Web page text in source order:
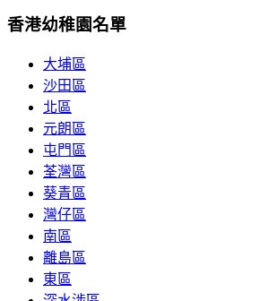
香港幼稚園名單
大埔區
沙田區
北區
元朗區
屯門區
荃灣區
葵青區
灣仔區
南區
離島區
東區